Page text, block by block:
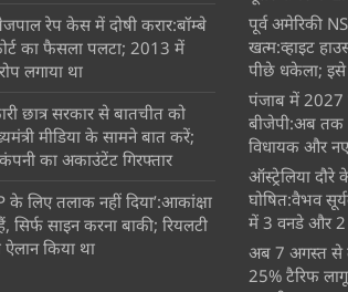
रेप केस में दोषी करार:बॉम्बे
का फैसला पलटा; 2013 में
लगाया था
छात्र सरकार से बातचीत को
मीडिया के सामने बात करें;
कंपनी का अकाउंटेंट गिरफ्तार
के लिए तलाक नहीं दिया’:आकांक्षा
सिर्फ साइन करना बाकी; रियलटी
किया था
पूर्व अमेरिकी
खत्म:व्हाइट
पीछे धकेला; इसे
पंजाब में 2027
बीजेपी:अब तक
विधायक और
ऑस्ट्रेलिया
घोषित:वैभव
में 3 वनडे और
अब 7 अगस्त से
25% टैरिफ